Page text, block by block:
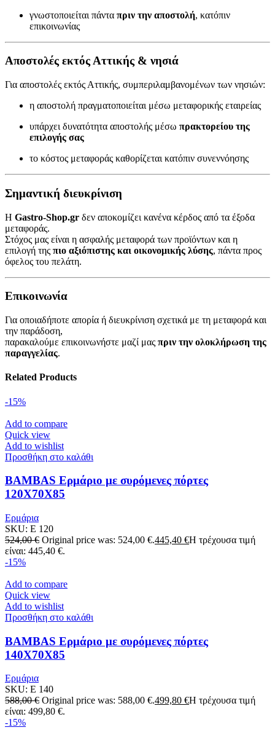
γνωστοποιείται πάντα πριν την αποστολή, κατόπιν
επικοινωνίας
Αποστολές εκτός Αττικής & νησιά
Για αποστολές εκτός Αττικής, συμπεριλαμβανομένων των νησιών:
η αποστολή πραγματοποιείται μέσω μεταφορικής εταιρείας
υπάρχει δυνατότητα αποστολής μέσω πρακτορείου της
επιλογής σας
το κόστος μεταφοράς καθορίζεται κατόπιν συνεννόησης
Σημαντική διευκρίνιση
Η Gastro-Shop.gr δεν αποκομίζει κανένα κέρδος από τα έξοδα
μεταφοράς.
Στόχος μας είναι η ασφαλής μεταφορά των προϊόντων και η
επιλογή της πιο αξιόπιστης και οικονομικής λύσης, πάντα προς
όφελος του πελάτη.
Επικοινωνία
Για οποιαδήποτε απορία ή διευκρίνιση σχετικά με τη μεταφορά και
την παράδοση,
παρακαλούμε επικοινωνήστε μαζί μας πριν την ολοκλήρωση της
παραγγελίας.
Related Products
-15%
Add to compare
Quick view
Add to wishlist
Προσθήκη στο καλάθι
BAMBAS Ερμάριο με συρόμενες πόρτες
120X70X85
Ερμάρια
SKU: E 120
524,00€ Original price was: 524,00 €.445,40 €Η τρέχουσα τιμή
είναι: 445,40 €.
-15%
Add to compare
Quick view
Add to wishlist
Προσθήκη στο καλάθι
BAMBAS Ερμάριο με συρόμενες πόρτες
140X70X85
Ερμάρια
SKU: E 140
588,00€ Original price was: 588,00 €.499,80 €Η τρέχουσα τιμή
είναι: 499,80 €.
-15%